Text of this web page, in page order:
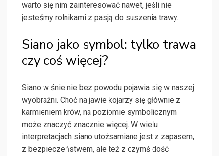
warto się nim zainteresować nawet, jeśli nie
jesteśmy rolnikami z pasją do suszenia trawy.
Siano jako symbol: tylko trawa
czy coś więcej?
Siano w śnie nie bez powodu pojawia się w naszej
wyobraźni. Choć na jawie kojarzy się głównie z
karmieniem krów, na poziomie symbolicznym
może znaczyć znacznie więcej. W wielu
interpretacjach siano utożsamiane jest z zapasem,
z bezpieczeństwem, ale też z czymś dość